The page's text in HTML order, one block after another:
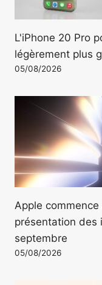
L'iPhone 20 Pro
légèrement plus
05/08/2026
Apple
présentation des
septembre
05/08/2026